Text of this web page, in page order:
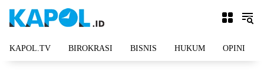
KAPOL.TV BIROKRASI BISNIS HUKUM OPINI